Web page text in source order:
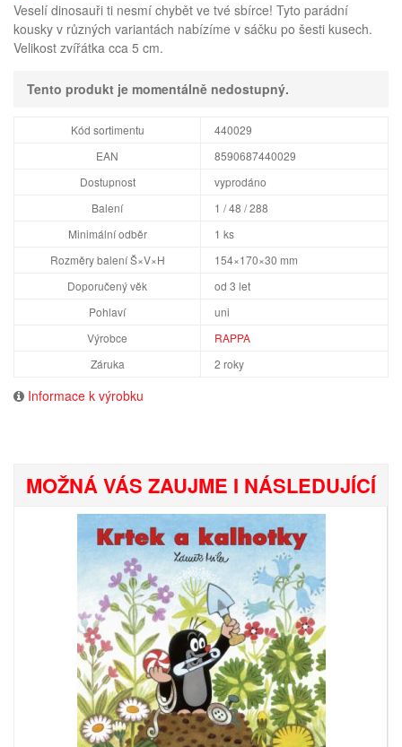
Veselí dinosauři ti nesmí chybět ve tvé sbírce! Tyto parádní
kousky v různých variantách nabízíme v sáčku po šesti kusech.
Velikost zvířátka cca 5 cm.
Tento produkt je momentálně nedostupný.
Kód sortimentu
440029
EAN
8590687440029
Dostupnost
vyprodáno
Balení
1 / 48 / 288
Minimální odběr
1 ks
Rozměry balení Š×V×H
154×170×30 mm
Doporučený věk
od 3 let
Pohlaví
uni
Výrobce
RAPPA
Záruka
2 roky
Informace k výrobku
MOŽNÁ VÁS ZAUJME I NÁSLEDUJÍCÍ